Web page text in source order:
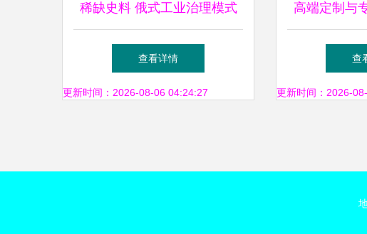
稀缺史料 俄式工业治理模式
考察——《莫斯科一个工厂的
行政管理与党群工作》成泽著
查看详情
更新时间：2026-08-06 04:24:27
高端定制与
吊式空凋利
AP56SH挂墙
查
更新时间：2026-